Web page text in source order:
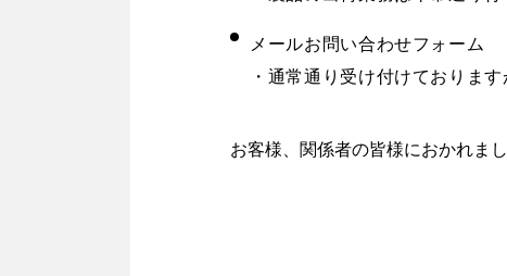
メールお問い合わせフォーム
・通常通り受け付けておりま
お客様、関係者の皆様におかれま